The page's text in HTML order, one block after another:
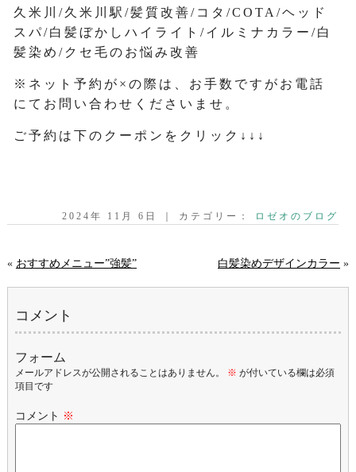
久米川/久米川駅/髪質改善/コタ/COTA/ヘッド
スパ/白髪ぼかしハイライト/イルミナカラー/白
髪染め/クセ毛のお悩み改善
※ネット予約が×の際は、お手数ですがお電話
にてお問い合わせくださいませ。
ご予約は下のクーポンをクリック↓↓↓
2024年 11月 6日 ｜ カテゴリー： ロゼオのブログ
« おすすめメニュー”強髪” 白髪染めデザインカラー »
コメント
フォーム
メールアドレスが公開されることはありません。 ※ が付いている欄は必須
項目です
コメント ※